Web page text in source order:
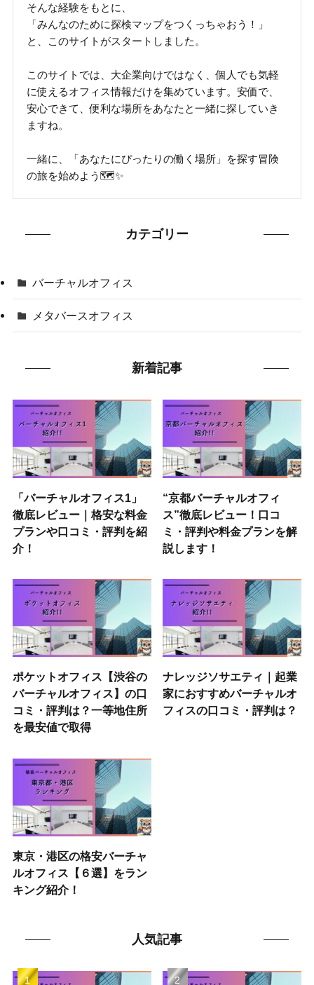
そんな経験をもとに、
「みんなのために探検マップをつくっちゃおう！」
と、このサイトがスタートしました。
このサイトでは、大企業向けではなく、個人でも気軽
に使えるオフィス情報だけを集めています。安価で、
安心できて、便利な場所をあなたと一緒に探していき
ますね。
一緒に、「あなたにぴったりの働く場所」を探す冒険
の旅を始めよう🗺✨
カテゴリー
バーチャルオフィス
メタバースオフィス
新着記事
「バーチャルオフィス1」
徹底レビュー｜格安な料金
プランや口コミ・評判を紹
介！
“京都バーチャルオフィ
ス”徹底レビュー！口コ
ミ・評判や料金プランを解
説します！
ポケットオフィス【渋谷の
バーチャルオフィス】の口
コミ・評判は？一等地住所
を最安値で取得
ナレッジソサエティ｜起業
家におすすめバーチャルオ
フィスの口コミ・評判は？
東京・港区の格安バーチャ
ルオフィス【６選】をラン
キング紹介！
人気記事